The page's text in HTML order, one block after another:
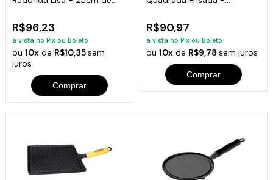
R$96,23
à vista no Pix ou Boleto
ou10x de R$10,35sem
juros
Comprar
R$90,97
à vista no Pix ou Boleto
ou 10xde R$9,78 sem juros
Comprar